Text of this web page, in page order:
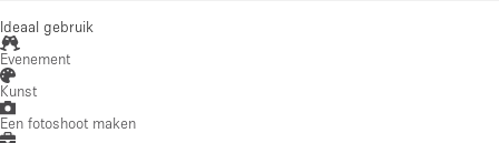
Ideaal gebruik
Evenement
Kunst
Een fotoshoot maken